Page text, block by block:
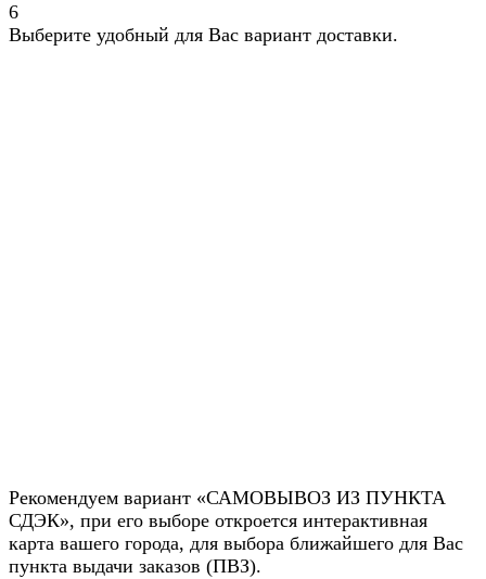
6
Выберите удобный для Вас вариант доставки.
Рекомендуем вариант «САМОВЫВОЗ ИЗ ПУНКТА
СДЭК», при его выборе откроется интерактивная
карта вашего города, для выбора ближайшего для Вас
пункта выдачи заказов (ПВЗ).